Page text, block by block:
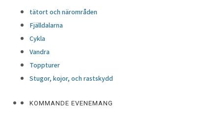
tätort och närområden
Fjälldalarna
Cykla
Vandra
Toppturer
Stugor, kojor, och rastskydd
KOMMANDE EVENEMANG